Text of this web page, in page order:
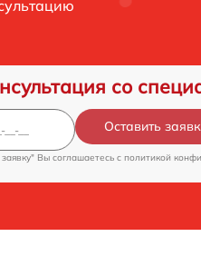
со
Оставить
Вы соглашаетесь c политикой